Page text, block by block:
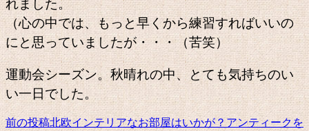
れました。
（心の中では、もっと早くから練習すればいいの
にと思っていましたが・・・（苦笑）
運動会シーズン。秋晴れの中、とても気持ちのい
い一日でした。
投
前の投稿北欧インテリアなお部屋はいかが？アンティークを